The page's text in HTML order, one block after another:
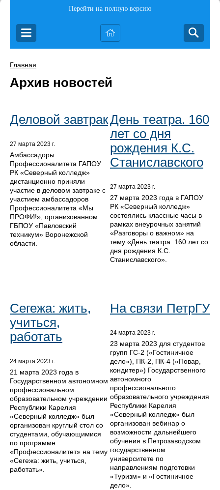
Перейти на полную версию
Главная
Архив новостей
Деловой завтрак
27 марта 2023 г.
Амбассадоры
Профессионалитета ГАПОУ
РК «Северный колледж»
дистанционно приняли
участие в деловом завтраке с
участием амбассадоров
Профессионалитета «Мы
ПРОФИ!», организованном
ГБПОУ «Павловский
техникум» Воронежской
области.
День театра. 160
лет со дня
рождения К.С.
Станиславского
27 марта 2023 г.
27 марта 2023 года в ГАПОУ
РК «Северный колледж»
состоялись классные часы в
рамках внеурочных занятий
«Разговоры о важном» на
тему «День театра. 160 лет со
дня рождения К.С.
Станиславского».
Сегежа: жить,
учиться,
работать
24 марта 2023 г.
21 марта 2023 года в
Государственном автономном
профессиональном
образовательном учреждении
Республики Карелия
«Северный колледж» был
организован круглый стол со
студентами, обучающимися
по программе
«Профессионалитет» на тему
«Сегежа: жить, учиться,
работать».
На связи ПетрГУ
24 марта 2023 г.
23 марта 2023 для студентов
групп ГС-2 («Гостиничное
дело»), ПК-2, ПК-4 («Повар,
кондитер») Государственного
автономного
профессионального
образовательного учреждения
Республики Карелия
«Северный колледж» был
организован вебинар о
возможности дальнейшего
обучения в Петрозаводском
государственном
университете по
направлениям подготовки
«Туризм» и «Гостиничное
дело».